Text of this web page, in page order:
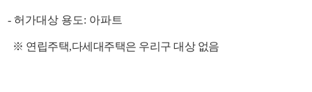
- 허가대상 용도: 아파트
※ 연립주택,다세대주택은 우리구 대상 없음